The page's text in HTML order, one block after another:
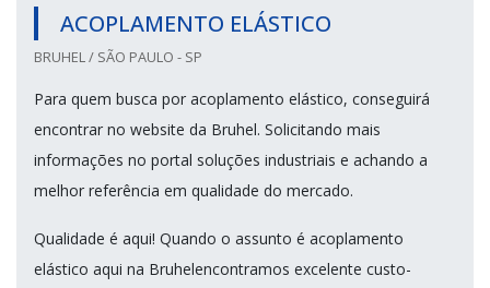
ACOPLAMENTO ELÁSTICO
BRUHEL / SÃO PAULO - SP
Para quem busca por acoplamento elástico, conseguirá
encontrar no website da Bruhel. Solicitando mais
informações no portal soluções industriais e achando a
melhor referência em qualidade do mercado.
Qualidade é aqui! Quando o assunto é acoplamento
elástico aqui na Bruhelencontramos excelente custo-